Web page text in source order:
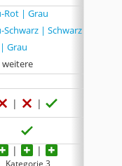
Rot | Grau
Schwarz | Schwarz
Grau
weitere
Kategorie 3